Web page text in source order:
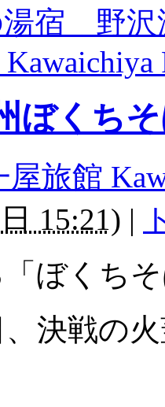
湯宿 野沢
Kawaichiya
ぼくち
旅館
15:21) |
「ぼくち
決戦の